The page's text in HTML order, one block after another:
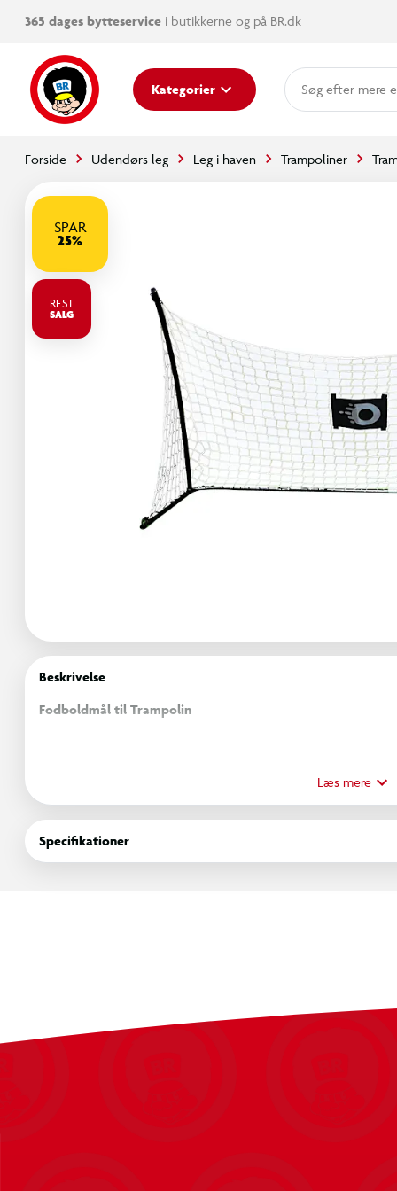
365 dages bytteservice i butikkerne og på BR.dk
Kategorier mere
Forside Udendørs leg Leg i haven Trampoliner
SPAR
25%
REST
SALG
Beskrivelse
Fodboldmål til Trampolin
Multifunktionelt design: Dette fodboldmål placeres
Læs mere
Specifikationer